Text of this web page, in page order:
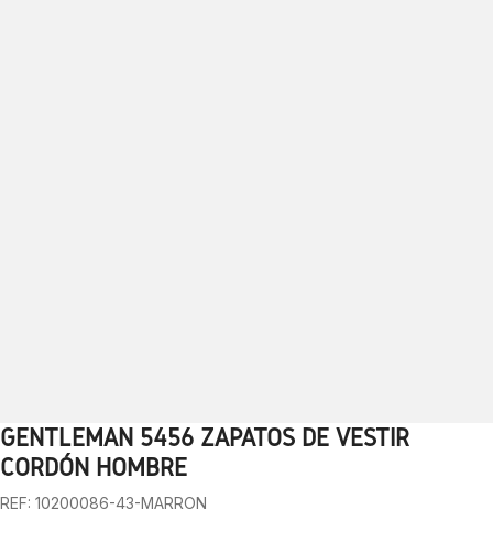
1 2 3 4 5 6 7 8 9
GENTLEMAN 5456 ZAPATOS DE VESTIR
CORDÓN HOMBRE
REF: 10200086-43-MARRON